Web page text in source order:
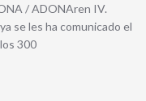
/ ADONAren IV.
se les ha comunicado el
300